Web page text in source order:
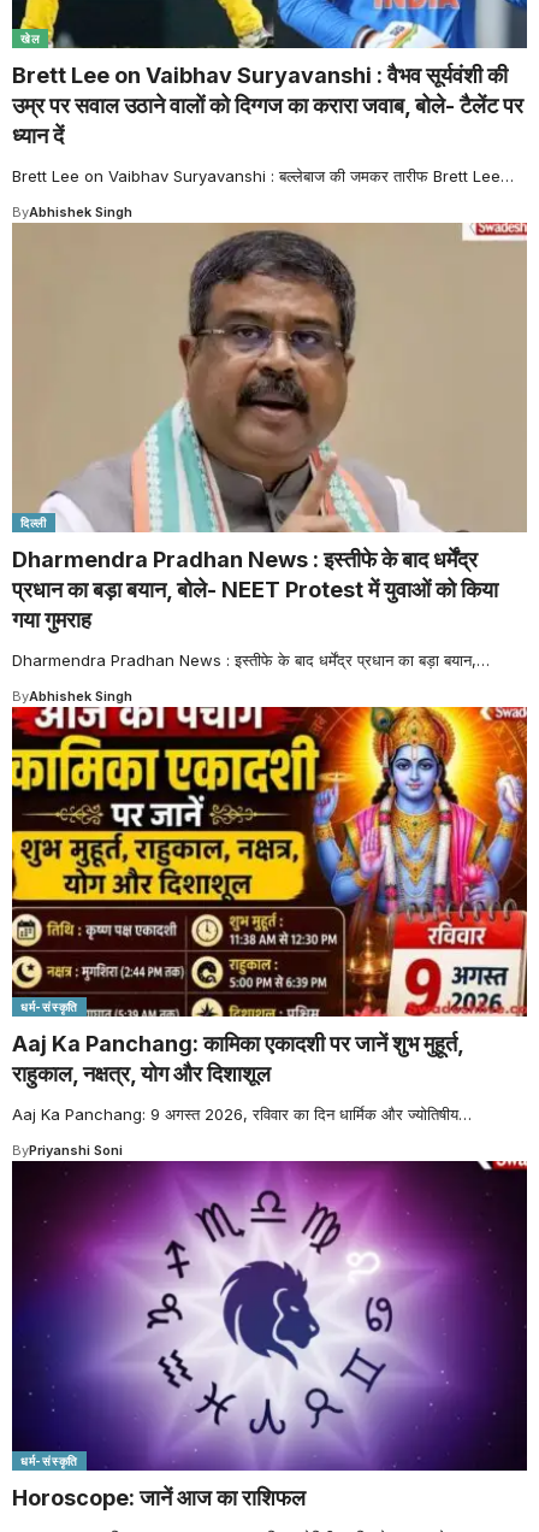
खेल
Brett Lee on Vaibhav Suryavanshi : वैभव सूर्यवंशी की
उम्र पर सवाल उठाने वालों को दिग्गज का करारा जवाब, बोले- टैलेंट पर
ध्यान दें
Brett Lee on Vaibhav Suryavanshi : बल्लेबाज की जमकर तारीफ Brett Lee…
ByAbhishek Singh
दिल्ली
Dharmendra Pradhan News : इस्तीफे के बाद धर्मेंद्र
प्रधान का बड़ा बयान, बोले- NEET Protest में युवाओं को किया
गया गुमराह
Dharmendra Pradhan News : इस्तीफे के बाद धर्मेंद्र प्रधान का बड़ा बयान,…
ByAbhishek Singh
धर्म-संस्कृति
Aaj Ka Panchang: कामिका एकादशी पर जानें शुभ मुहूर्त,
राहुकाल, नक्षत्र, योग और दिशाशूल
Aaj Ka Panchang: 9 अगस्त 2026, रविवार का दिन धार्मिक और ज्योतिषीय…
ByPriyanshi Soni
धर्म-संस्कृति
Horoscope: जानें आज का राशिफल